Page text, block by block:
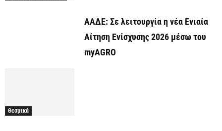
ΑΑΔΕ: Σε λειτουργία η νέα Ενιαία
Αίτηση Ενίσχυσης 2026 μέσω του
myAGRO
Θεσμικά